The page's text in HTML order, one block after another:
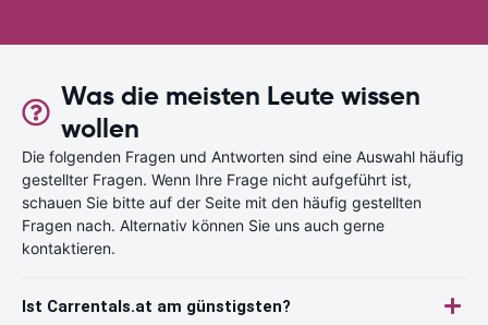
Was die meisten Leute wissen
wollen
Die folgenden Fragen und Antworten sind eine Auswahl häufig
gestellter Fragen. Wenn Ihre Frage nicht aufgeführt ist,
schauen Sie bitte auf der Seite mit den häufig gestellten
Fragen nach. Alternativ können Sie uns auch gerne
kontaktieren.
Ist Carrentals.at am günstigsten?